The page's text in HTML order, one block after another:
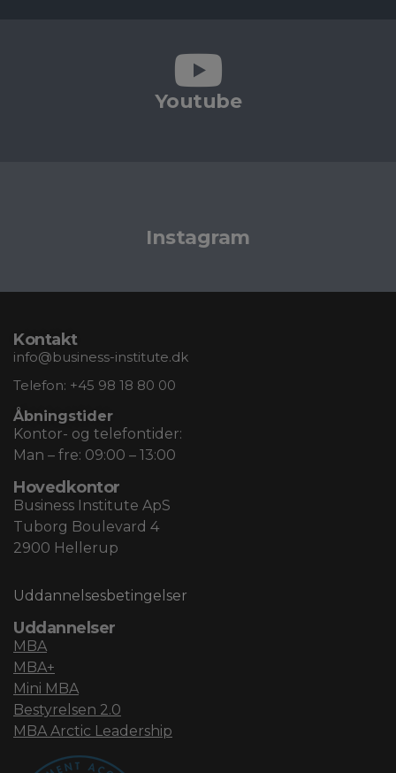
Youtube
Instagram
Kontakt
info@business-institute.dk
Telefon: +45 98 18 80 00
Åbningstider
Kontor- og telefontider:
Man – fre: 09:00 – 13:00
Hovedkontor
Business Institute ApS
Tuborg Boulevard 4
2900 Hellerup
Uddannelsesbetingelser
Uddannelser
MBA
MBA+
Mini MBA
Bestyrelsen 2.0
MBA Arctic Leadership